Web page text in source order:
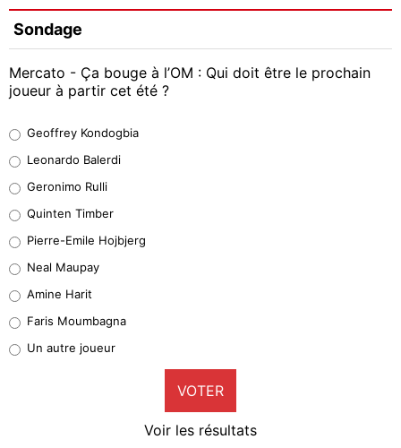
Sondage
Mercato - Ça bouge à l’OM : Qui doit être le prochain
joueur à partir cet été ?
38%
32%
5%
1%
9%
Geoffrey Kondogbia
Leonardo Balerdi
Geronimo Rulli
Quinten Timber
Pierre-Emile Hojbjerg
Neal Maupay
Amine Harit
Faris Moumbagna
Un autre joueur
VOTER
Voir les résultats